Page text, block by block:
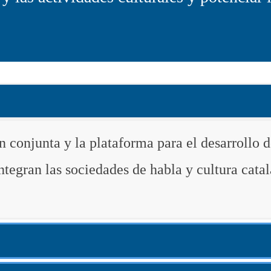
conjunta y la plataforma para el desarrollo
las sociedades de habla y cultura